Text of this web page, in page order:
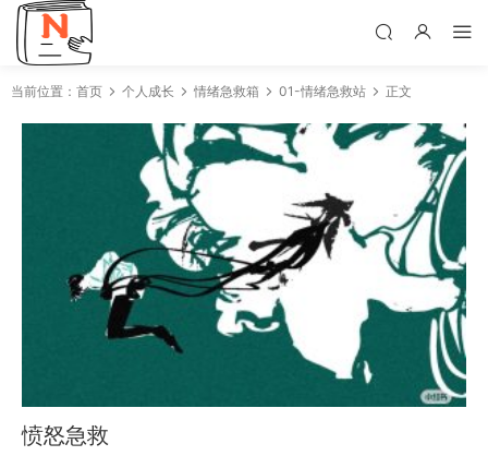
当前位置： 首页 个人成长 情绪急救箱 01-情绪急救站 正文
愤怒急救